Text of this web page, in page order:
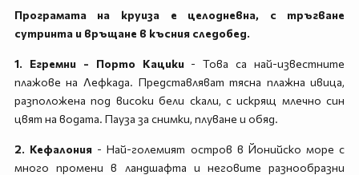
Програмата на круиза е целодневна, с тръгване
сутринта и връщане в късния следобед.
1. Егремни - Порто Кацики- Това са най-известните
плажове на Лефкада. Представляват тясна плажна ивица,
разположена под високи бели скали, с искрящ млечно син
цвят на водата. Пауза за снимки, плуване и обяд.
2. Кефалония - Най-големият остров в Йонийско море с
много промени в ландшафта и неговите разнообразни